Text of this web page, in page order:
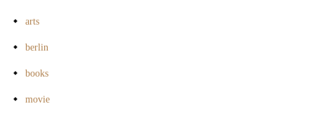
arts
berlin
books
movie